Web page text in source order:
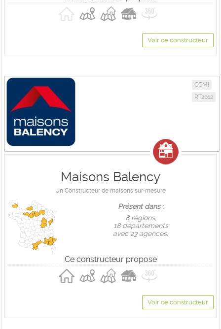
Voir ce constructeur
CCMI
RT2012
Maisons Balency
Un Constructeur de maisons sur-mesure
Présent dans :
8 règions,
18 départements
avec 23 agences.
Ce constructeur propose
Voir ce constructeur